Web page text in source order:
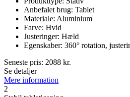
Anbefalet brug: Tablet
Materiale: Aluminium
Farve: Hvid
Justeringer: Hæld
Egenskaber: 360° rotation,
Seneste pris: 2088 kr.
Se detaljer
Mere information
2